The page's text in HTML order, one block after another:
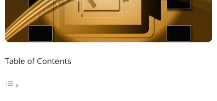
Table of Contents